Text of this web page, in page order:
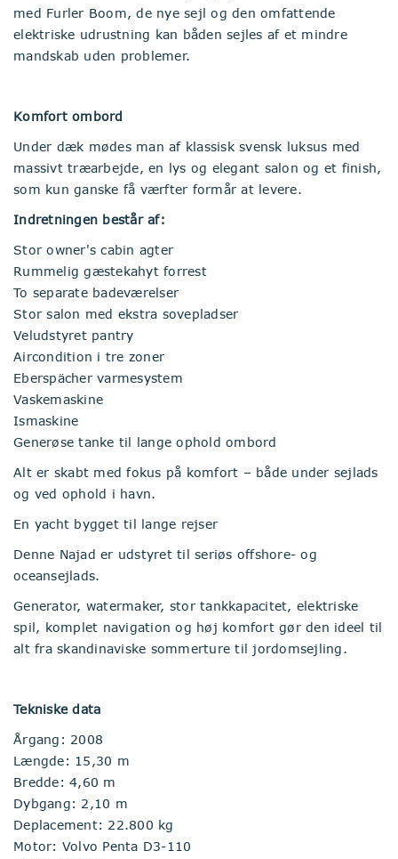
med Furler Boom, de nye sejl og den omfattende
elektriske udrustning kan båden sejles af et mindre
mandskab uden problemer.
Komfort ombord
Under dæk mødes man af klassisk svensk luksus med
massivt træarbejde, en lys og elegant salon og et finish,
som kun ganske få værfter formår at levere.
Indretningen består af:
Stor owner's cabin agter
Rummelig gæstekahyt forrest
To separate badeværelser
Stor salon med ekstra sovepladser
Veludstyret pantry
Aircondition i tre zoner
Eberspächer varmesystem
Vaskemaskine
Ismaskine
Generøse tanke til lange ophold ombord
Alt er skabt med fokus på komfort – både under sejlads
og ved ophold i havn.
En yacht bygget til lange rejser
Denne Najad er udstyret til seriøs offshore- og
oceansejlads.
Generator, watermaker, stor tankkapacitet, elektriske
spil, komplet navigation og høj komfort gør den ideel til
alt fra skandinaviske sommerture til jordomsejling.
Tekniske data
Årgang: 2008
Længde: 15,30 m
Bredde: 4,60 m
Dybgang: 2,10 m
Deplacement: 22.800 kg
Motor: Volvo Penta D3-110